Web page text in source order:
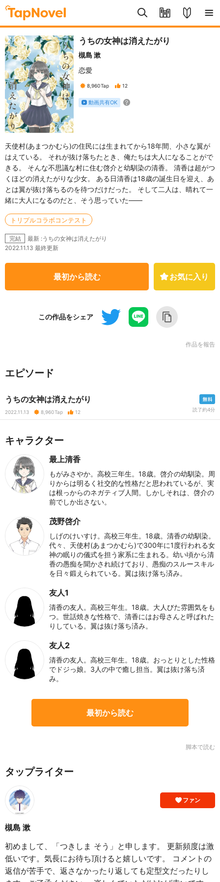
うちの女神は消えたがり
槻島 漱
恋愛
8,960Tap 12
動画共有OK
天使村(あまつかむら)の住民には生まれてから18年間、小さな翼が
はえている。 それが抜け落ちたとき、俺たちは大人になることがで
きる。 そんな不思議な村に住む啓介と幼馴染の清香。 清香は超がつ
くほどの消えたがりな少女。 ある日清香は18歳の誕生日を迎え、あ
とは翼が抜け落ちるのを待つだけだった。 そして二人は、晴れて一
緒に大人になるのだと、そう思っていた――
トリプルコラボコンテスト
完結
最新 :うちの女神は消えたがり
2022.11.13 最終更新
最初から読む お気に入り
この作品をシェア
作品を報告
エピソード
うちの女神は消えたがり
2022.11.13 8,960Tap 12 読了約4分
キャラクター
最上清香
もがみさやか。高校三年生。18歳。啓介の幼馴染。周
りからは明るく社交的な性格だと思われているが、実
は根っからのネガティブ人間。しかしそれは、啓介の
前でしか出さない。
茂野啓介
しげのけいすけ。高校三年生。18歳。清香の幼馴染。
代々、天使村(あまつかむら)で300年に1度行われる女
神の眠りの儀式を担う家系に生まれる。幼い頃から清
香の愚痴を聞かされ続けており、愚痴のスルースキル
を日々鍛えられている。翼は抜け落ち済み。
友人1
清香の友人。高校三年生。18歳。大人びた雰囲気をも
つ。世話焼きな性格で、清香にはお母さんと呼ばれた
りしている。翼は抜け落ち済み。
友人2
清香の友人。高校三年生。18歳。おっとりとした性格
でドジっ娘。3人の中で癒し担当。翼は抜け落ち済
み。
最初から読む
脚本で読む
タップライター
ファン
槻島 漱
初めまして、「つきしま そう」と申します。 更新頻度は激
低いです。気長にお待ち頂けると嬉しいです。 コメントの
返信が苦手で、返さなかったり返しても定型文だったりし